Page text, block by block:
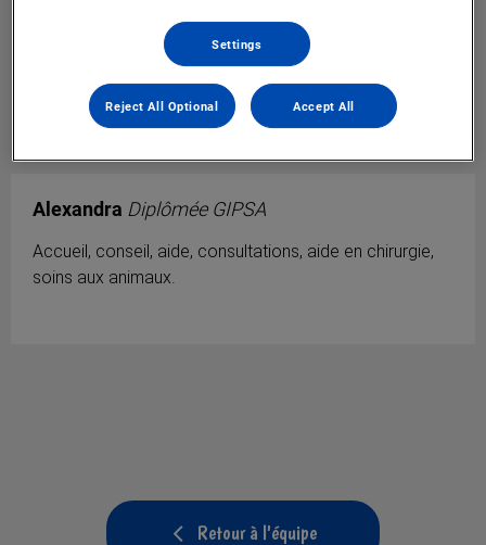
Alexandra Diplômée GIPSA
Accueil, conseil, aide, consultations, aide en chirurgie,
soins aux animaux.
Retour à l'équipe
Settings
Reject All Optional Accept All